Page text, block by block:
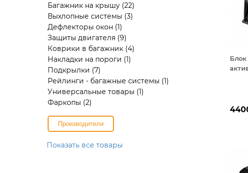
Багажник на крышу (22)
Выхлопные системы (3)
Дефлекторы окон (1)
Защиты двигателя (9)
Коврики в багажник (4)
Накладки на пороги (1)
Подкрылки (7)
Рейлинги - багажные системы (1)
Универсальные товары (1)
Фаркопы (2)
Производители
Показать все товары